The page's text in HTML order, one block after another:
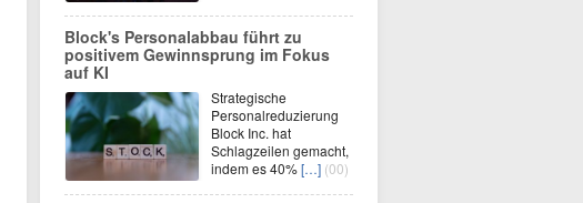
Block's Personalabbau führt zu
positivem Gewinnsprung im Fokus
auf KI
Strategische
Personalreduzierung
Block Inc. hat
Schlagzeilen gemacht,
indem es 40%[…] (00)